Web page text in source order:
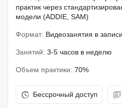
практик через
модели (ADDIE, SAM)
Формат: Видеозанятия в
Занятий: 3-5 часов в неделю
Объем практики: 70%
Бессрочный доступ